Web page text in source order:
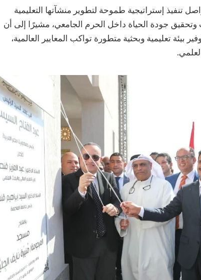
تنفيذ إستراتيجية طموحة لتطوير منشآتها التعليمية
وتحقيق جودة الحياة داخل الحرم الجامعي، مشيرًا إلى أن
تعليمية وبحثية متطورة تواكب المعايير العالمية،